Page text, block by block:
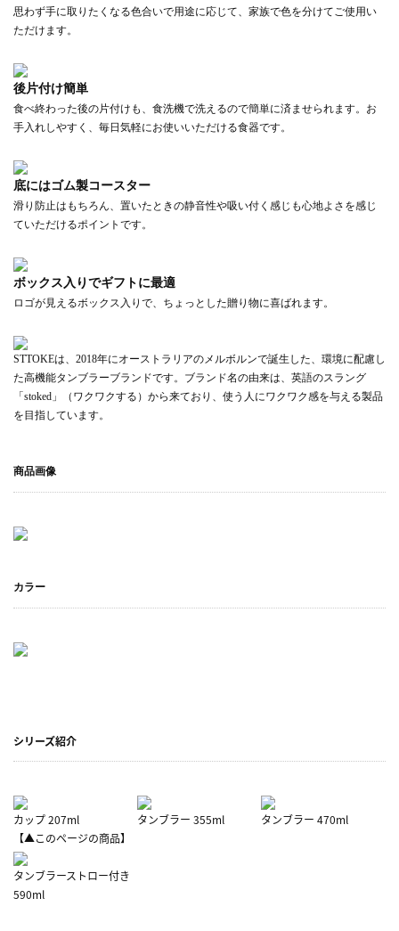
思わず手に取りたくなる色合いで用途に応じて、家族で色を分けてご使用い
ただけます。
後片付け簡単
食べ終わった後の片付けも、食洗機で洗えるので簡単に済ませられます。お
手入れしやすく、毎日気軽にお使いいただける食器です。
底にはゴム製コースター
滑り防止はもちろん、置いたときの静音性や吸い付く感じも心地よさを感じ
ていただけるポイントです。
ボックス入りでギフトに最適
ロゴが見えるボックス入りで、ちょっとした贈り物に喜ばれます。
STTOKEは、2018年にオーストラリアのメルボルンで誕生した、環境に配慮し
た高機能タンブラーブランドです。ブランド名の由来は、英語のスラング
「stoked」（ワクワクする）から来ており、使う人にワクワク感を与える製品
を目指しています。
商品画像
カラー
シリーズ紹介
カップ 207ml
【▲このページの商品】
タンブラー 355ml タンブラー 470ml
タンブラーストロー付き
590ml